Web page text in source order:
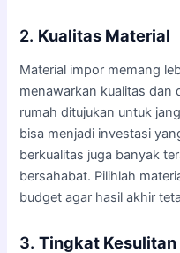
2. Kualitas Material
Material impor memang
menawarkan kualitas dan
rumah ditujukan untuk
bisa menjadi investasi
berkualitas juga banyak
bersahabat. Pilihlah
budget agar hasil akhir
3.Tingkat Kesulitan